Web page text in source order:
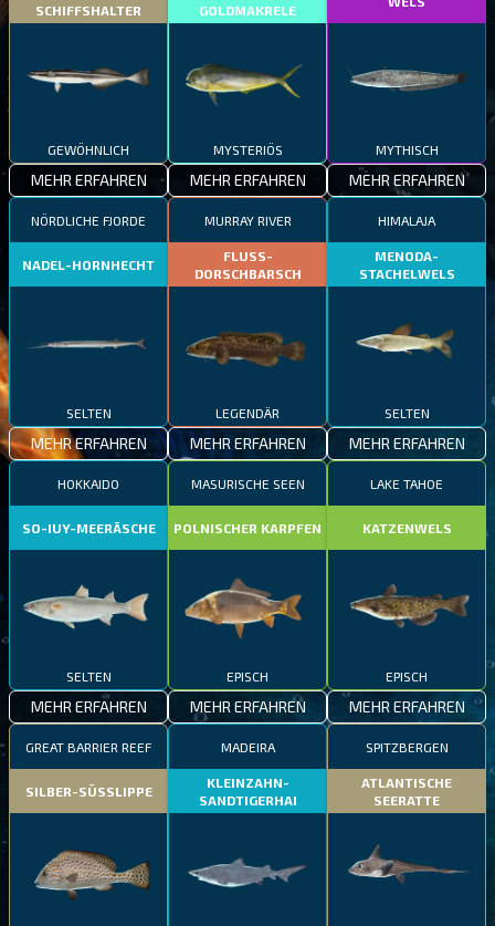
SCHIFFSHALTER
GEWÖHNLICH
MEHR ERFAHREN
GOLDMAKRELE
MYSTERIÖS
MEHR ERFAHREN
MYTHISCH
MEHR ERFAHREN
NÖRDLICHE FJORDE
NADEL-HORNHECHT
SELTEN
MEHR ERFAHREN
MURRAY RIVER
FLUSS-
DORSCHBARSCH
LEGENDÄR
MEHR ERFAHREN
HIMALAJA
MENODA-
STACHELWELS
SELTEN
MEHR ERFAHREN
HOKKAIDO
SO-IUY-MEERÄSCHE
SELTEN
MEHR ERFAHREN
MASURISCHE SEEN
POLNISCHER KARPFEN
EPISCH
MEHR ERFAHREN
LAKE TAHOE
KATZENWELS
EPISCH
MEHR ERFAHREN
GREAT BARRIER REEF
SILBER-SÜSSLIPPE
MADEIRA
KLEINZAHN-
SANDTIGERHAI
SPITZBERGEN
ATLANTISCHE
SEERATTE